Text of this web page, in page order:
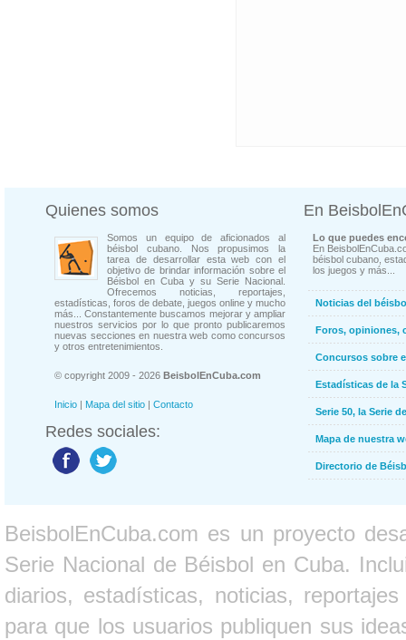
Quienes somos
Somos un equipo de aficionados al
béisbol cubano. Nos propusimos la
tarea de desarrollar esta web con el
objetivo de brindar información sobre el
Béisbol en Cuba y su Serie Nacional.
Ofrecemos noticias, reportajes,
estadísticas, foros de debate, juegos online y mucho
más... Constantemente buscamos mejorar y ampliar
nuestros servicios por lo que pronto publicaremos
nuevas secciones en nuestra web como concursos
y otros entretenimientos.
© copyright 2009 - 2026 BeisbolEnCuba.com
Inicio | Mapa del sitio | Contacto
Redes sociales:
En
Lo que puedes
En
béisbol cubano,
los juegos y más...
Noticias del
Foros, opiniones,
Concursos sobre
Estadísticas de la
Serie 50, la Serie
Mapa de nuestra
Directorio de
BeisbolEnCuba.com es un proyecto
Serie Nacional de Béisbol en Cuba.
diarios, estadísticas, noticias,
para que los usuarios publiquen sus